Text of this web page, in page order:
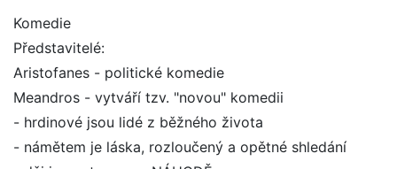
Komedie
Představitelé:
Aristofanes - politické komedie
Meandros - vytváří tzv. "novou" komedii
- hrdinové jsou lidé z běžného života
- námětem je láska, rozloučený a opětné shledání